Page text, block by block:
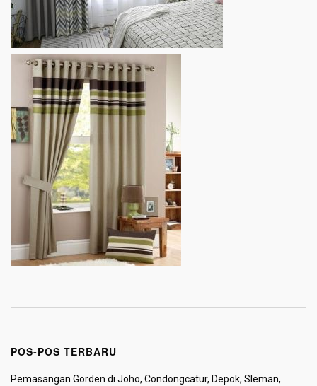
POS-POS TERBARU
Pemasangan Gorden di Joho, Condongcatur, Depok, Sleman,